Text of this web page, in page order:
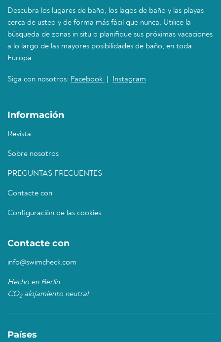
Descubra los lugares de baño, los lagos de baño y las playas
cerca de usted y de forma más fácil que nunca. Utilice la
búsqueda de zonas in situ o planifique sus próximas vacaciones
a lo largo de las mayores posibilidades de baño, en toda
Europa.
Siga con nosotros: Facebook Instagram
Información
Revista
Sobre nosotros
PREGUNTAS FRECUENTES
Contacte con
Configuración de las cookies
Contacte con
info@swimcheck.com
Hecho en Berlín
CO2alojamiento neutral
Países